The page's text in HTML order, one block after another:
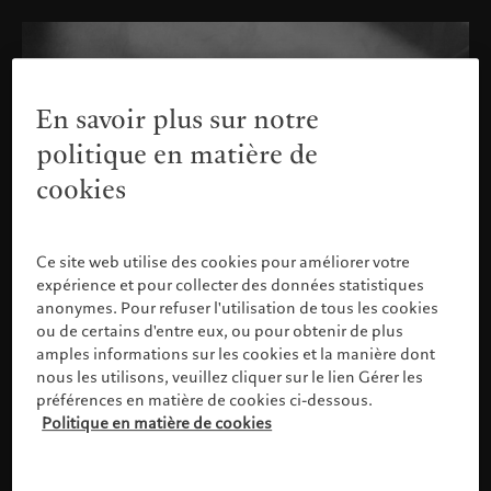
Veuillez confirmer votre profil
En savoir plus sur notre
politique en matière de
cookies
Ce site web utilise des cookies pour améliorer votre
expérience et pour collecter des données statistiques
anonymes. Pour refuser l'utilisation de tous les cookies
ou de certains d'entre eux, ou pour obtenir de plus
amples informations sur les cookies et la manière dont
nous les utilisons, veuillez cliquer sur le lien Gérer les
préférences en matière de cookies ci-dessous.
Politique en matière de cookies